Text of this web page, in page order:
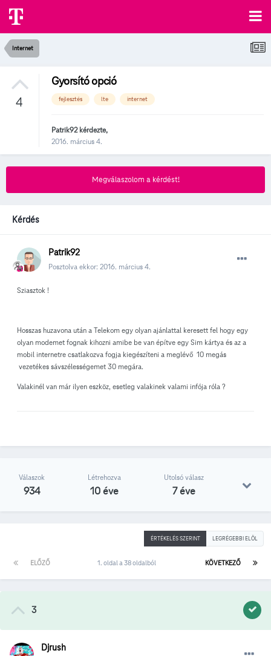
Internet
4
Gyorsító opció
fejlesztés lte internet
Patrik92kérdezte,
2016. március 4.
Megválaszolom a kérdést!
Kérdés
Patrik92
Posztolva ekkor: 2016. március 4.
Sziasztok !
Hosszas huzavona után a Telekom egy olyan ajánlattal keresett fel hogy egy
olyan modemet fognak kihozni amibe be van építve egy Sim kártya és az a
mobil internetre csatlakozva fogja kiegészíteni a meglévő 10 megás
vezetékes sávszélességemet 30 megára.
Valakinél van már ilyen eszköz, esetleg valakinek valami infója róla ?
Válaszok
934
Létrehozva
10 éve
Utolsó válasz
7 éve
ÉRTÉKELÉS SZERINT LEGRÉGEBBI ELÖL
ELŐZŐ KÖVETKEZŐ
1. oldal a 38 oldalból
3
Djrush